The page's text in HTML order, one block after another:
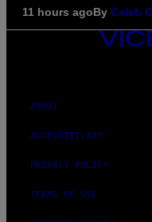
11 hours agoBy Caleb
VICE
MEDIA
ABOUT
ACCESSIBILITY
PRIVACY POLICY
TERMS OF USE